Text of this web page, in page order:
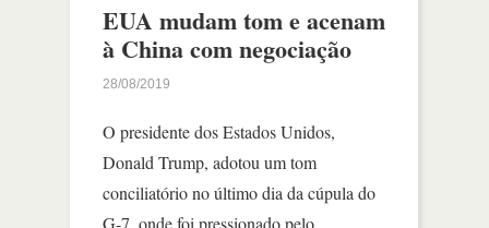
EUA mudam tom e acenam
à China com negociação
28/08/2019
O presidente dos Estados Unidos,
Donald Trump, adotou um tom
conciliatório no último dia da cúpula do
G-7, onde foi pressionado pelo